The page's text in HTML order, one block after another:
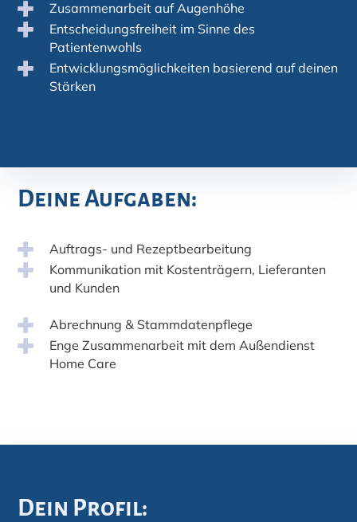
Zusammenarbeit auf Augenhöhe
Entscheidungsfreiheit im Sinne des
Patientenwohls
Entwicklungsmöglichkeiten basierend auf deinen
Stärken
Deine Aufgaben:
Auftrags- und Rezeptbearbeitung
Kommunikation mit Kostenträgern, Lieferanten
und Kunden
Abrechnung & Stammdatenpflege
Enge Zusammenarbeit mit dem Außendienst
Home Care
Dein Profil: